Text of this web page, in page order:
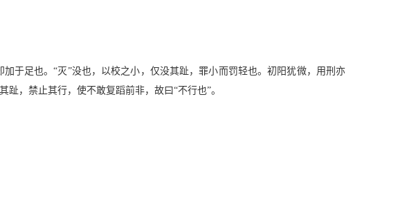
于足也。“灭”没也，以校之小，仅没其趾，罪小而罚轻也。初阳犹微，用刑亦
，禁止其行，使不敢复蹈前非，故曰“不行也”。